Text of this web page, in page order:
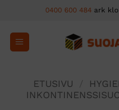
content
0400 600 484 ark klo
ETUSIVU